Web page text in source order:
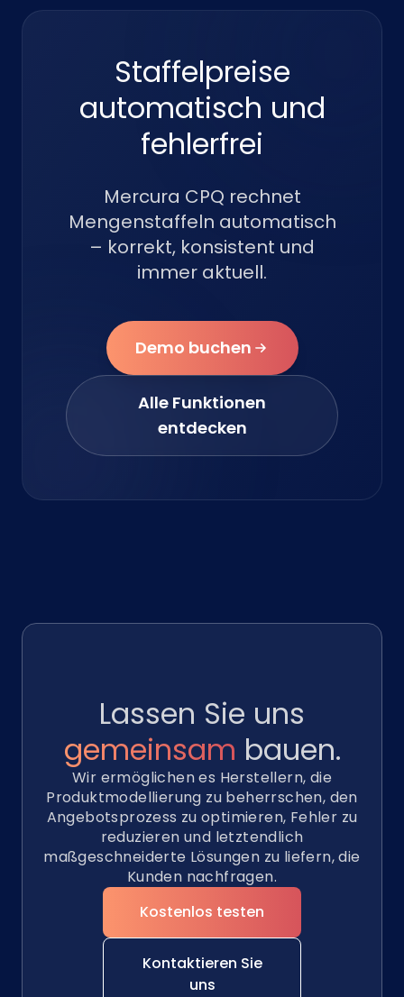
Staffelpreise
automatisch und
fehlerfrei
Mercura CPQ rechnet
Mengenstaffeln automatisch
– korrekt, konsistent und
immer aktuell.
Demo buchen
Alle Funktionen
entdecken
Lassen Sie uns
gemeinsam bauen.
Wir ermöglichen es Herstellern, die
Produktmodellierung zu beherrschen, den
Angebotsprozess zu optimieren, Fehler zu
reduzieren und letztendlich
maßgeschneiderte Lösungen zu liefern, die
Kunden nachfragen.
Kostenlos testen
Kontaktieren Sie
uns